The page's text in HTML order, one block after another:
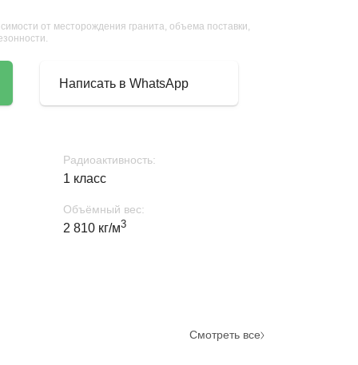
от месторождения гранита, объема поставки,
Написать в WhatsApp
Радиоактивность:
1 класс
Объёмный вес:
2 810 кг/м3
Смотреть все